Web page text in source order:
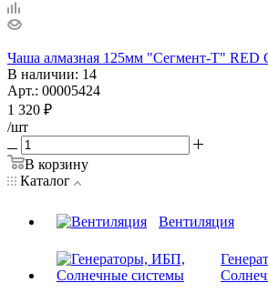
Чаша алмазная 125мм "Сегмент-Т" RED
В наличии: 14
Арт.: 00005424
1 320 ₽
/шт
В корзину
Каталог
Вентиляция